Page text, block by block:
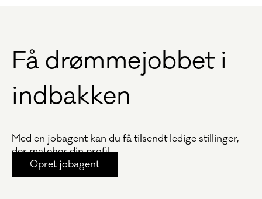
Få drømmejobbet i
indbakken
Med en jobagent kan du få tilsendt ledige stillinger,
der matcher din profil.
Opret jobagent